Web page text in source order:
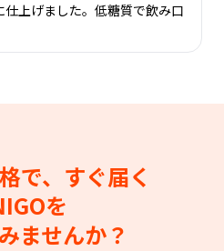
上げました。低糖質で飲み口
で、すぐ届く
を
ませんか？